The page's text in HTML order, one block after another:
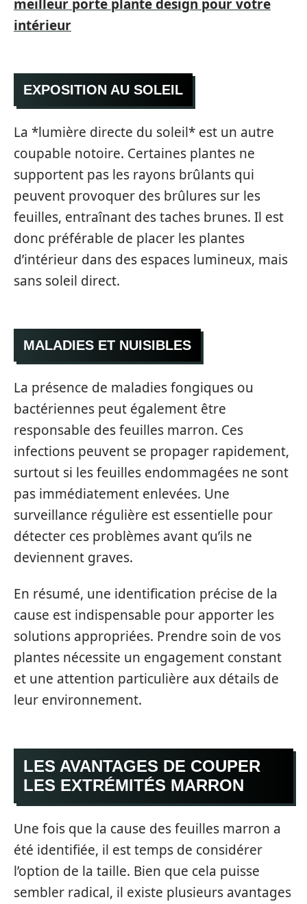
meilleur porte plante design pour votre
intérieur
EXPOSITION AU SOLEIL
La *lumière directe du soleil* est un autre
coupable notoire. Certaines plantes ne
supportent pas les rayons brûlants qui
peuvent provoquer des brûlures sur les
feuilles, entraînant des taches brunes. Il est
donc préférable de placer les plantes
d’intérieur dans des espaces lumineux, mais
sans soleil direct.
MALADIES ET NUISIBLES
La présence de maladies fongiques ou
bactériennes peut également être
responsable des feuilles marron. Ces
infections peuvent se propager rapidement,
surtout si les feuilles endommagées ne sont
pas immédiatement enlevées. Une
surveillance régulière est essentielle pour
détecter ces problèmes avant qu’ils ne
deviennent graves.
En résumé, une identification précise de la
cause est indispensable pour apporter les
solutions appropriées. Prendre soin de vos
plantes nécessite un engagement constant
et une attention particulière aux détails de
leur environnement.
LES AVANTAGES DE COUPER
LES EXTRÉMITÉS MARRON
Une fois que la cause des feuilles marron a
été identifiée, il est temps de considérer
l’option de la taille. Bien que cela puisse
sembler radical, il existe plusieurs avantages